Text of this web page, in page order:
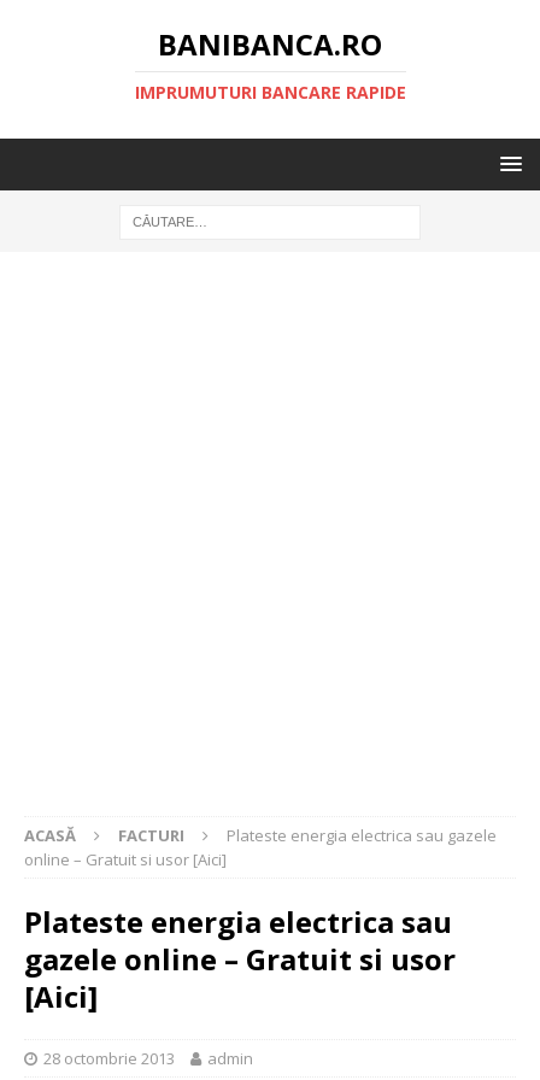
BANIBANCA.RO
IMPRUMUTURI BANCARE RAPIDE
ACASĂ FACTURI
Plateste energia electrica sau gazele
online – Gratuit si usor [Aici]
Plateste energia electrica sau
gazele online – Gratuit si usor
[Aici]
28 octombrie 2013 admin